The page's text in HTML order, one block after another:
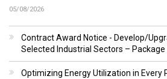
05/08/2026
Contract Award Notice - Develop/
Selected Industrial Sectors – Package
Optimizing Energy Utilization in Every